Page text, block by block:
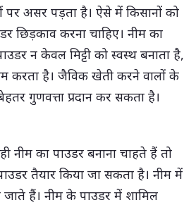
पर असर पड़ता है। ऐसे में किसानों को
छिड़काव करना चाहिए। नीम का
न केवल मिट्टी को स्वस्थ बनाता है,
करता है। जैविक खेती करने वालों के
गुणवत्ता प्रदान कर सकता है।
का पाउडर बनाना चाहते हैं तो
तैयार किया जा सकता है। नीम में
हैं। नीम के पाउडर में शामिल